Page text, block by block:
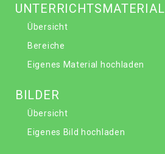
UNTERRICHTSMATERIAL
Übersicht
Bereiche
Eigenes Material hochladen
BILDER
Übersicht
Eigenes Bild hochladen